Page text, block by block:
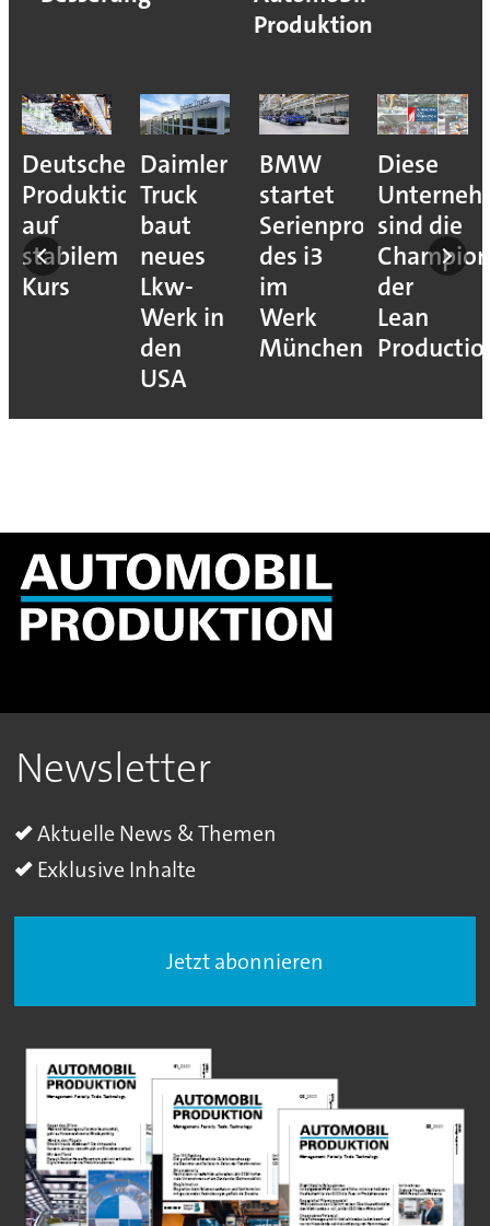
Produktion
Deutsche
Produktion
auf
stabilem
Kurs
Daimler
Truck
baut
neues
Lkw-
Werk in
den
USA
BMW
startet
Serienproduktion
des i3
im
Werk
München
Diese
sind die
der
Lean
Newsletter
Aktuelle News & Themen
Exklusive Inhalte
Jetzt abonnieren